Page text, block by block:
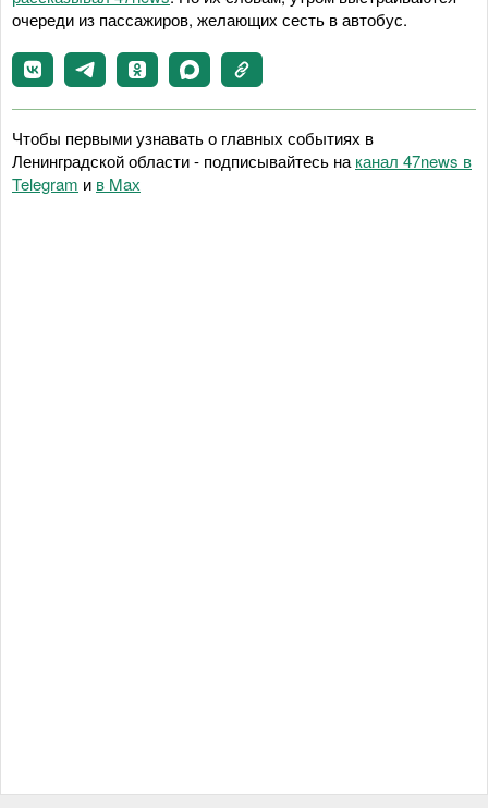
очереди из пассажиров, желающих сесть в автобус.
Чтобы первыми узнавать о главных событиях в
Ленинградской области - подписывайтесь на канал 47news в
Telegram и в Maх